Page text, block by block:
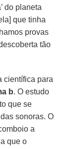
do planeta
que tinha
provas
tão
científica para
b. O estudo
que se
sonoras. O
a
que o